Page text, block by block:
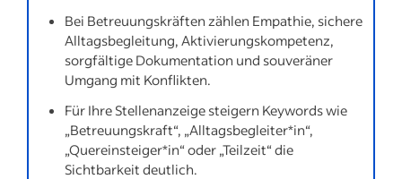
es?
Wo finde ich Betreuungskräfte?
Auf diese Kompetenzen sollten Sie bei
guten Betreuungskräften achten
Eine Stellenbeschreibung für
Betreuungskräfte verfassen
Bei Betreuungskräften zählen Empathie, sichere
Alltagsbegleitung, Aktivierungs­kompetenz,
sorgfältige Dokumentation und souveräner
Umgang mit Konflikten.
Für Ihre Stellenanzeige steigern Keywords wie
„Betreuungskraft“, „Alltagsbegleiter*in“,
„Quereinsteiger*in“ oder „Teilzeit“ die
Sichtbarkeit deutlich.